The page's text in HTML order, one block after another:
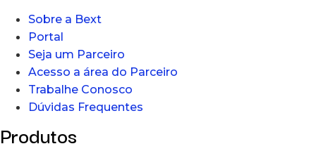
Sobre a Bext
Portal
Seja um Parceiro
Acesso a área do Parceiro
Trabalhe Conosco
Dúvidas Frequentes
Produtos